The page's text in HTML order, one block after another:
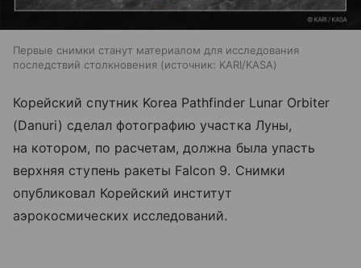
Первые снимки станут материалом для исследования
последствий столкновения
источник: KARI/KASA
Корейский спутник Korea Pathfinder Lunar Orbiter
(Danuri) сделал фотографию участка Луны,
на котором, по расчетам, должна была упасть
верхняя ступень ракеты Falcon 9. Снимки
опубликовал Корейский институт
аэрокосмических исследований.